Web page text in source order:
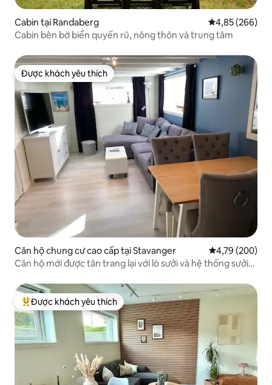
Cabin tại Randaberg Xếp hạng
4,85 (266)
Cabin bên bờ biển quyến rũ, nông thôn và trung tâm
Được khách yêu thích
Được khách yêu thích
Căn hộ chung cư cao cấp tại Stavanger Xếp hạng
4,79 (200)
Căn hộ mới được tân trang lại với lò sưởi và hệ thống sưởi
Được khách yêu thích nhất
Được khách yêu thích